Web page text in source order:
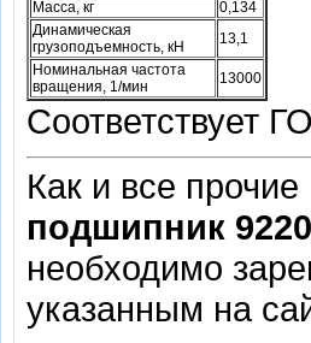
Масса, кг
0,134
Динамическая
грузоподъемность, кН
13,1
Номинальная частота
вращения, 1/мин
13000
Соответствует
Как и все
подшипник
необходимо
указанным на